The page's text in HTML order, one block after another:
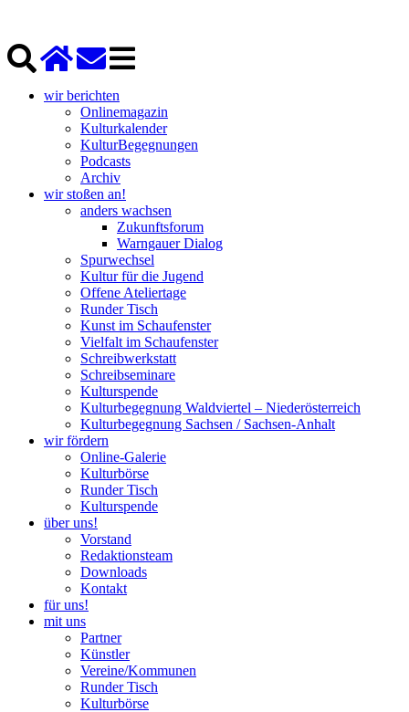
wir berichten
Onlinemagazin
Kulturkalender
KulturBegegnungen
Podcasts
Archiv
wir stoßen an!
anders wachsen
Zukunftsforum
Warngauer Dialog
Spurwechsel
Kultur für die Jugend
Offene Ateliertage
Runder Tisch
Kunst im Schaufenster
Vielfalt im Schaufenster
Schreibwerkstatt
Schreibseminare
Kulturspende
Kulturbegegnung Waldviertel – Niederösterreich
Kulturbegegnung Sachsen / Sachsen-Anhalt
wir fördern
Online-Galerie
Kulturbörse
Runder Tisch
Kulturspende
über uns!
Vorstand
Redaktionsteam
Downloads
Kontakt
für uns!
mit uns
Partner
Künstler
Vereine/Kommunen
Runder Tisch
Kulturbörse